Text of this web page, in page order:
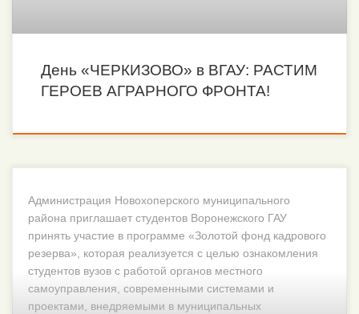
День «ЧЕРКИЗОВО» в ВГАУ: РАСТИМ
ГЕРОЕВ АГРАРНОГО ФРОНТА!
Администрация Новохоперского муниципального
района приглашает студентов Воронежского ГАУ
принять участие в программе «Золотой фонд кадрового
резерва», которая реализуется с целью ознакомления
студентов вузов с работой органов местного
самоуправления, современными системами и
проектами, внедряемыми в муниципальных